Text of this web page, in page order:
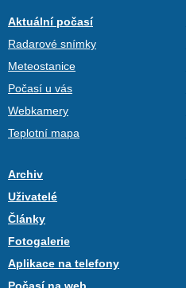
Aktuální počasí
Radarové snímky
Meteostanice
Počasí u vás
Webkamery
Teplotní mapa
Archiv
Uživatelé
Články
Fotogalerie
Aplikace na telefony